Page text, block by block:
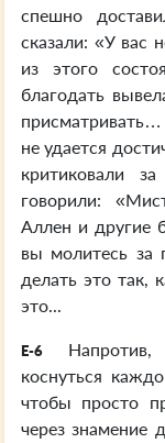
спешно
сказали: «У вас
из этого
благодать
присматривать…
не удается
критиковали
говорили:
Аллен и другие
вы молитесь
делать это так,
это...
E-6
коснуться
чтобы просто
через знамение